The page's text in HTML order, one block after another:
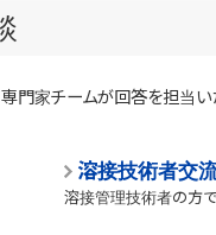
家チームが回答を担当
溶接技術者交
溶接管理技術者の方で